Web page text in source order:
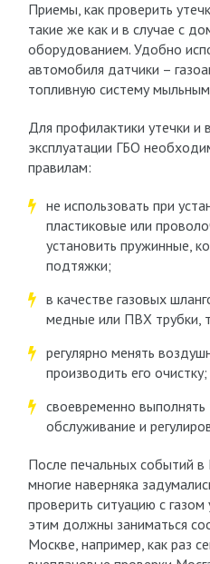
Приемы, как проверить
такие же как и в случае с
оборудованием. Удобно
автомобиля датчики –
топливную систему
Для профилактики утечки и
эксплуатации ГБО
правилам:
не использовать при
пластиковые или
установить пружинные,
подтяжки;
в качестве газовых
медные или ПВХ трубки,
регулярно менять
производить его очистку;
своевременно выполнять
обслуживание и
После печальных событий
многие наверняка
проверить ситуацию с
этим должны заниматься
Москве, например, как раз